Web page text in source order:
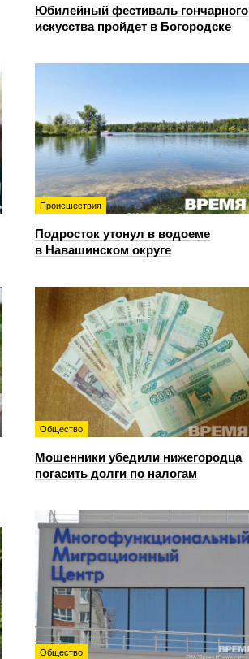
Юбилейный фестиваль гончарного
искусства пройдет в Богородске
Происшествия
Подросток утонул в водоеме
в Навашинском округе
Общество
Мошенники убедили нижегородца
погасить долги по налогам
Общество